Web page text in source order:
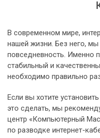
В современном мире,
нашей жизни. Без него,
повседневность. Именно
стабильный и
необходимо правильно
Если вы хотите
это сделать, мы
центр «Компьютерный
по разводке интернет-